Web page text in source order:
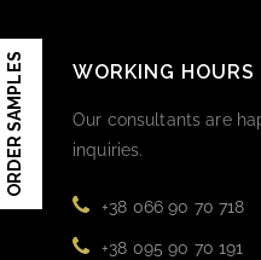
ORDER SAMPLES WORKING HOURS
Our consultants are
inquiries.
+38 066 90 70 718
+38 095 90 70 191